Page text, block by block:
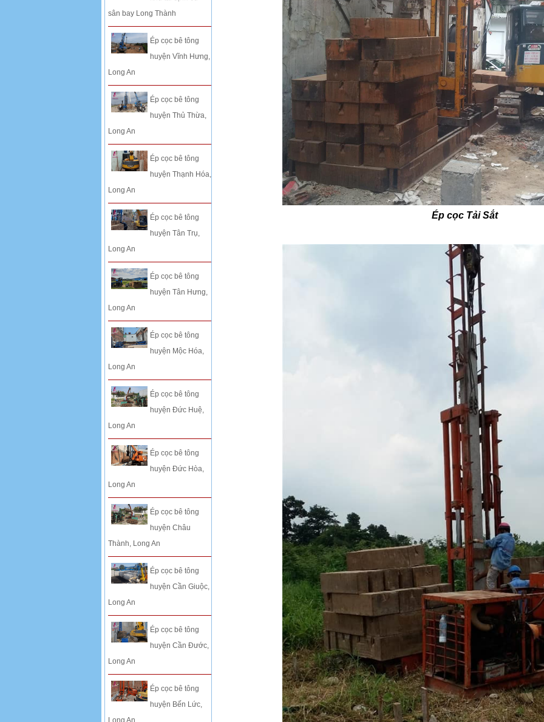
sân bay Long Thành
Ép cọc bê tông
huyện Vĩnh Hưng,
Long An
Ép cọc bê tông
huyện Thủ Thừa,
Long An
Ép cọc bê tông
huyện Thạnh Hóa,
Long An
Ép cọc bê tông
huyện Tân Trụ,
Long An
Ép cọc bê tông
huyện Tân Hưng,
Long An
Ép cọc bê tông
huyện Mộc Hóa,
Long An
Ép cọc bê tông
huyện Đức Huệ,
Long An
Ép cọc bê tông
huyện Đức Hòa,
Long An
Ép cọc bê tông
huyện Châu
Thành, Long An
Ép cọc bê tông
huyện Cần Giuộc,
Long An
Ép cọc bê tông
huyện Cần Đước,
Long An
Ép cọc bê tông
huyện Bến Lức,
Long An
Ép cọc Tải Sắt